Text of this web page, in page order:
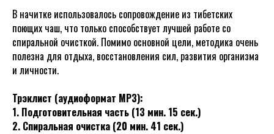
В начитке использовалось сопровождение из тибетских
поющих чаш, что только способствует лучшей работе со
спиральной очисткой. Помимо основной цели, методика очень
полезна для отдыха, восстановления сил, развития организма
и личности.
Трэклист (аудиоформат MP3):
1. Подготовительная часть (13 мин. 15 сек.)
2. Спиральная очистка (20 мин. 41 сек.)